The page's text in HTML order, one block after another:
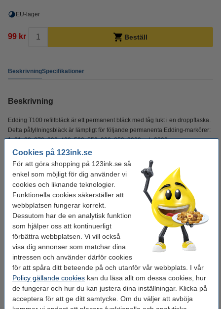
Cookies på 123ink.se
För att göra shopping på 123ink.se så
enkel som möjligt för dig använder vi
cookies och liknande teknologier.
Funktionella cookies säkerställer att
webbplatsen fungerar korrekt.
Dessutom har de en analytisk funktion
som hjälper oss att kontinuerligt
förbättra webbplatsen. Vi vill också
visa dig annonser som matchar dina
intressen och använder därför cookies
för att spåra ditt beteende på och utanför vår webbplats. I vår
Policy gällande cookies kan du läsa allt om dessa cookies, hur
de fungerar och hur du kan justera dina inställningar. Klicka på
acceptera för att ge ditt samtycke. Om du väljer att avböja
EU-lager
99 kr Beställ
BeskrivningSpecifikationer
Beskrivning
Edding T100 refillbläck är ett permanent bläck med låg lukt i en droppflaska.
Detta påfyllningsbläck är lämpligt för följande permanenta Edding-markörer:
1, 21, 22, 370, 390, 400, 500, 550, 800, 850, 3000 och 3300.
Specifikationer
Färg: grön
Varumärke: Edding
Volym: 100 ml
Nummer: T100
Extra information
Säkerhetsdatablad